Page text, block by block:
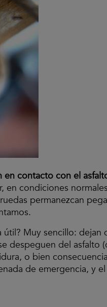
contacto con el
en condiciones
permanezcan
Muy sencillo: dejan
despeguen del asfalto
o bien
de emergencia, y